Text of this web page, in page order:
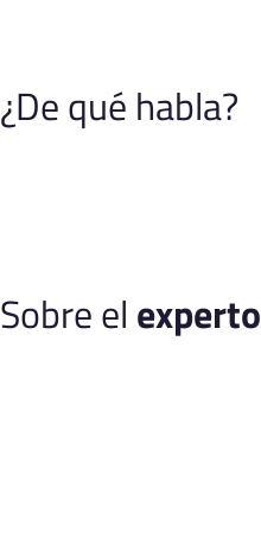
¿De qué habla?
Sobre el experto